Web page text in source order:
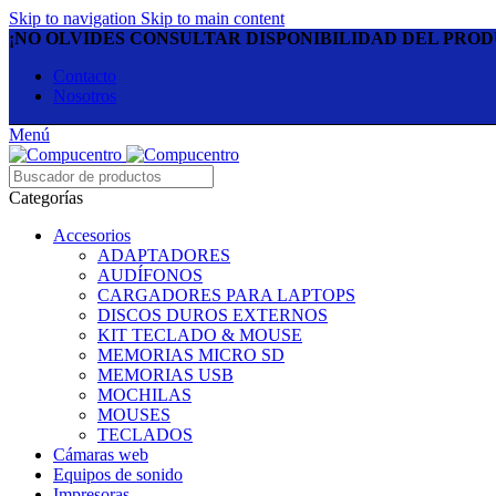
Skip to navigation Skip to main content
¡NO OLVIDES CONSULTAR DISPONIBILIDAD DEL
Contacto
Nosotros
Menú
Categorías
Accesorios
ADAPTADORES
AUDÍFONOS
CARGADORES PARA LAPTOPS
DISCOS DUROS EXTERNOS
KIT TECLADO & MOUSE
MEMORIAS MICRO SD
MEMORIAS USB
MOCHILAS
MOUSES
TECLADOS
Cámaras web
Equipos de sonido